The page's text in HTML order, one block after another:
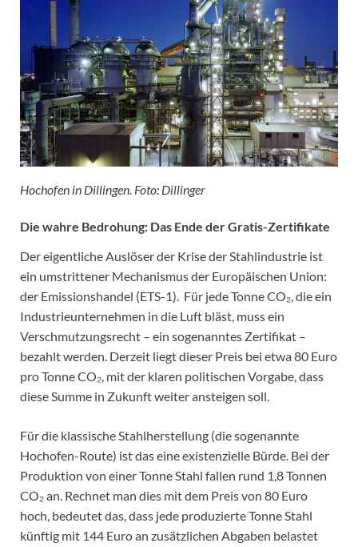
Hochofen in Dillingen. Foto: Dillinger
Die wahre Bedrohung: Das Ende der Gratis-Zertifikate
Der eigentliche Auslöser der Krise der Stahlindustrie ist
ein umstrittener Mechanismus der Europäischen Union:
der Emissionshandel (ETS-1). Für jede Tonne CO₂, die ein
Industrieunternehmen in die Luft bläst, muss ein
Verschmutzungsrecht – ein sogenanntes Zertifikat –
bezahlt werden. Derzeit liegt dieser Preis bei etwa 80 Euro
pro Tonne CO₂, mit der klaren politischen Vorgabe, dass
diese Summe in Zukunft weiter ansteigen soll.
Für die klassische Stahlherstellung (die sogenannte
Hochofen-Route) ist das eine existenzielle Bürde. Bei der
Produktion von einer Tonne Stahl fallen rund 1,8 Tonnen
CO₂ an. Rechnet man dies mit dem Preis von 80 Euro
hoch, bedeutet das, dass jede produzierte Tonne Stahl
künftig mit 144 Euro an zusätzlichen Abgaben belastet